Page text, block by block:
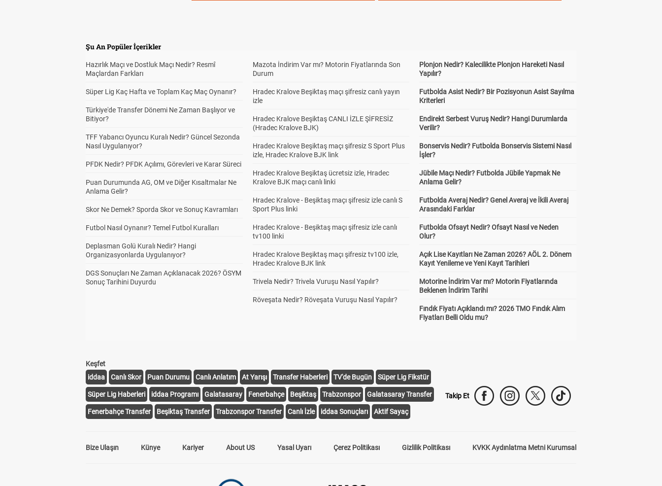
Şu An Popüler İçerikler
Hazırlık Maçı ve Dostluk Maçı Nedir? Resmî
Maçlardan Farkları
Süper Lig Kaç Hafta ve Toplam Kaç Maç Oynanır?
Türkiye'de Transfer Dönemi Ne Zaman Başlıyor ve
Bitiyor?
TFF Yabancı Oyuncu Kuralı Nedir? Güncel Sezonda
Nasıl Uygulanıyor?
PFDK Nedir? PFDK Açılımı, Görevleri ve Karar Süreci
Puan Durumunda AG, OM ve Diğer Kısaltmalar Ne
Anlama Gelir?
Skor Ne Demek? Sporda Skor ve Sonuç Kavramları
Futbol Nasıl Oynanır? Temel Futbol Kuralları
Deplasman Golü Kuralı Nedir? Hangi
Organizasyonlarda Uygulanıyor?
DGS Sonuçları Ne Zaman Açıklanacak 2026? ÖSYM
Sonuç Tarihini Duyurdu
Mazota İndirim Var mı? Motorin Fiyatlarında Son
Durum
Hradec Kralove Beşiktaş maçı şifresiz canlı yayın
izle
Hradec Kralove Beşiktaş CANLI İZLE ŞİFRESİZ
(Hradec Kralove BJK)
Hradec Kralove Beşiktaş maçı şifresiz S Sport Plus
izle, Hradec Kralove BJK link
Hradec Kralove Beşiktaş ücretsiz izle, Hradec
Kralove BJK maçı canlı linki
Hradec Kralove - Beşiktaş maçı şifresiz izle canlı S
Sport Plus linki
Hradec Kralove - Beşiktaş maçı şifresiz izle canlı
tv100 linki
Hradec Kralove Beşiktaş maçı şifresiz tv100 izle,
Hradec Kralove BJK link
Trivela Nedir? Trivela Vuruşu Nasıl Yapılır?
Röveşata Nedir? Röveşata Vuruşu Nasıl Yapılır?
Plonjon Nedir? Kalecilikte Plonjon Hareketi Nasıl
Yapılır?
Futbolda Asist Nedir? Bir Pozisyonun Asist Sayılma
Kriterleri
Endirekt Serbest Vuruş Nedir? Hangi Durumlarda
Verilir?
Bonservis Nedir? Futbolda Bonservis Sistemi Nasıl
İşler?
Jübile Maçı Nedir? Futbolda Jübile Yapmak Ne
Anlama Gelir?
Futbolda Averaj Nedir? Genel Averaj ve İkili Averaj
Arasındaki Farklar
Futbolda Ofsayt Nedir? Ofsayt Nasıl ve Neden
Olur?
Açık Lise Kayıtları Ne Zaman 2026? AÖL 2. Dönem
Kayıt Yenileme ve Yeni Kayıt Tarihleri
Motorine İndirim Var mı? Motorin Fiyatlarında
Beklenen İndirim Tarihi
Fındık Fiyatı Açıklandı mı? 2026 TMO Fındık Alım
Fiyatları Belli Oldu mu?
Keşfet
iddaa
Canlı Skor Puan Durumu Canlı Anlatım At Yarışı Transfer Haberleri TV'de Bugün Süper Lig Fikstür
Süper Lig Haberleri iddaa Programı Galatasaray Fenerbahçe Beşiktaş Trabzonspor Galatasaray Transfer
Fenerbahçe Transfer Beşiktaş Transfer Trabzonspor Transfer Canlı İzle iddaa Sonuçları Aktif Sayaç
Takip Et
Bize Ulaşın Künye Kariyer About US Yasal Uyarı Çerez Politikası Gizlilik Politikası KVKK Aydınlatma Metni Kurumsal